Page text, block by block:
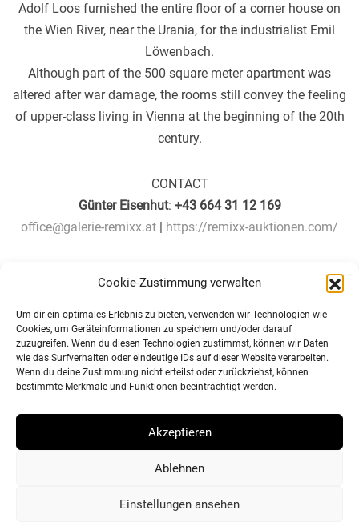
Cookie-Zustimmung verwalten
Um dir ein optimales Erlebnis zu bieten, verwenden wir Technologien wie
Cookies, um Geräteinformationen zu speichern und/oder darauf
zuzugreifen. Wenn du diesen Technologien zustimmst, können wir Daten
wie das Surfverhalten oder eindeutige IDs auf dieser Website verarbeiten.
Wenn du deine Zustimmung nicht erteilst oder zurückziehst, können
bestimmte Merkmale und Funktionen beeinträchtigt werden.
Akzeptieren
Ablehnen
Einstellungen ansehen
Adolf Loos furnished the entire floor of a corner house on
the Wien River, near the Urania, for the industrialist Emil
Löwenbach.
Although part of the 500 square meter apartment was
altered after war damage, the rooms still convey the feeling
of upper-class living in Vienna at the beginning of the 20th
century.
CONTACT
Günter Eisenhut: +43 664 31 12 169
office@galerie-remixx.at | https://remixx-auktionen.com/
Image: „La Nouvelle Medina“, 21 photographies de Robert
W. Sackl-Kahr Sagostin, Maroc 2007, edition 1/33, signed
(© Marrakech 2023)
Lesen Sie auch
Beitragsnavigation
SIAB EXPO MOROCCO ART MIAMI 2023
COPYRIGHT © 2020 SACKL-KAHR DESIGN & GRAPHICS |